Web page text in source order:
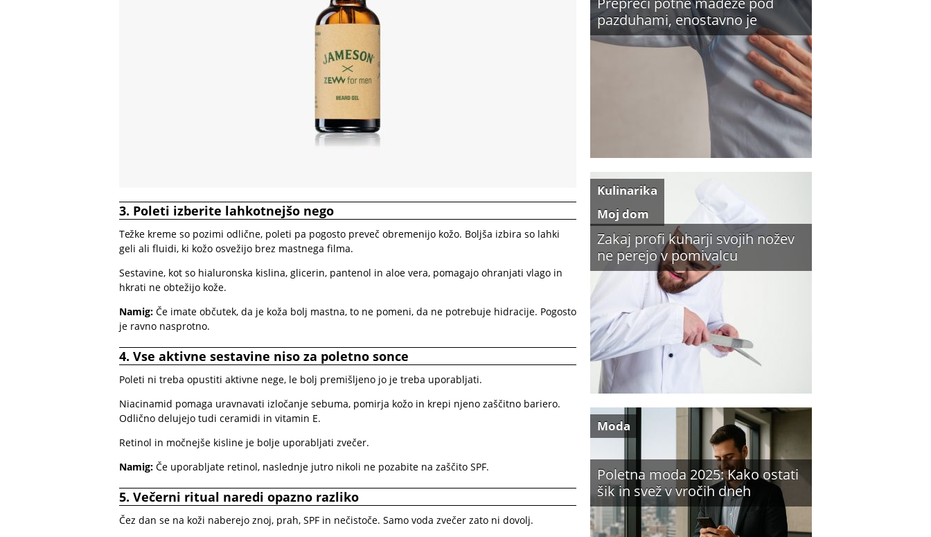
3. Poleti izberite lahkotnejšo nego
Težke kreme so pozimi odlične, poleti pa pogosto preveč obremenijo kožo. Boljša izbira so lahki
geli ali fluidi, ki kožo osvežijo brez mastnega filma.
Sestavine, kot so hialuronska kislina, glicerin, pantenol in aloe vera, pomagajo ohranjati vlago in
hkrati ne obtežijo kože.
Namig: Če imate občutek, da je koža bolj mastna, to ne pomeni, da ne potrebuje hidracije. Pogosto
je ravno nasprotno.
4. Vse aktivne sestavine niso za poletno sonce
Poleti ni treba opustiti aktivne nege, le bolj premišljeno jo je treba uporabljati.
Niacinamid pomaga uravnavati izločanje sebuma, pomirja kožo in krepi njeno zaščitno bariero.
Odlično delujejo tudi ceramidi in vitamin E.
Retinol in močnejše kisline je bolje uporabljati zvečer.
Namig: Če uporabljate retinol, naslednje jutro nikoli ne pozabite na zaščito SPF.
5. Večerni ritual naredi opazno razliko
Čez dan se na koži naberejo znoj, prah, SPF in nečistoče. Samo voda zvečer zato ni dovolj.
pazduhami, enostavno je
Zakaj profi kuharji svojih nožev
ne perejo v pomivalcu
Kulinarika
Moj dom
Poletna moda 2025: Kako ostati
šik in svež v vročih dneh
Moda